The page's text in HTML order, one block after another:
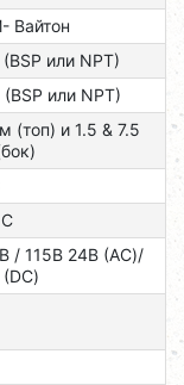
Вайтон
или NPT)
или NPT)
(топ) и 1.5 & 7.5
/ 115В 24В (AC)/